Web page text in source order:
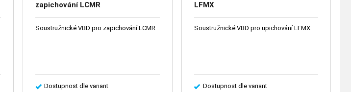
zapichování LCMR
Soustružnické VBD pro zapichování LCMR
Dostupnost dle variant
LFMX
Soustružnické VBD pro upichování LFMX
Dostupnost dle variant